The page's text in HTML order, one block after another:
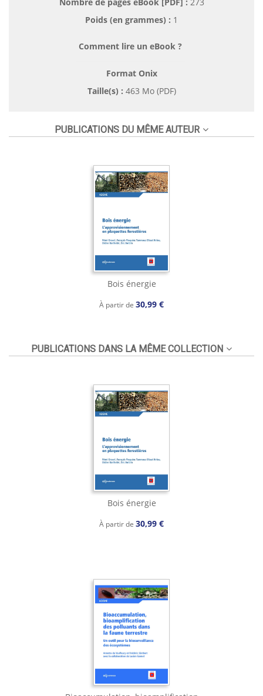
Poids (en grammes) : 1
Comment lire un eBook ?
Format Onix
Taille(s) : 463 Mo (PDF)
PUBLICATIONS DU MÊME AUTEUR
Bois énergie
À partir de 30,99 €
PUBLICATIONS DANS LA MÊME COLLECTION
Bois énergie
À partir de 30,99 €